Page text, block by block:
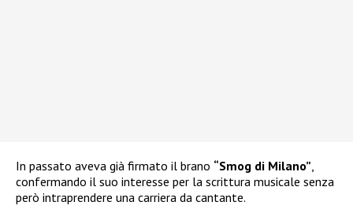
In passato aveva già firmato il brano “Smog di Milano”,
confermando il suo interesse per la scrittura musicale senza
però intraprendere una carriera da cantante.